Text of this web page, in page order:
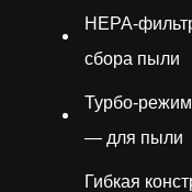
HEPA-
сбора пыли
Турбо-
— для пыли
Гибкая